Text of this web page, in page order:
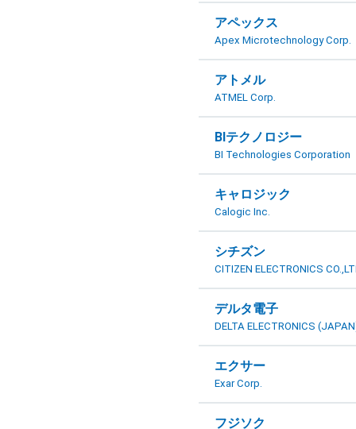
アペックス
Apex Microtechnology Corp.
アトメル
ATMEL Corp.
BIテクノロジー
BI Technologies Corporation
キャロジック
Calogic Inc.
シチズン
CITIZEN ELECTRONICS
デルタ電子
DELTA ELECTRONICS
エクサー
Exar Corp.
フジソク